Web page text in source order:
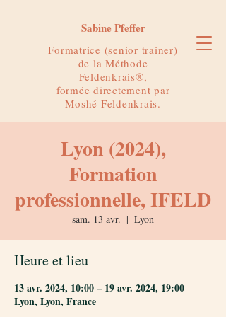
Sabine Pfeffer
Formatrice (senior trainer)
de la Méthode
Feldenkrais®,
formée directement par
Moshé Feldenkrais.
Lyon (2024),
Formation
professionnelle, IFELD
sam. 13 avr.
  |
Lyon
Heure et lieu
13 avr. 2024, 10:00 – 19 avr. 2024, 19:00
Lyon, Lyon, France